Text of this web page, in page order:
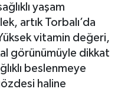
yaşam
artık Torbalı’da
vitamin değeri,
görünümüyle dikkat
beslenmeye
haline